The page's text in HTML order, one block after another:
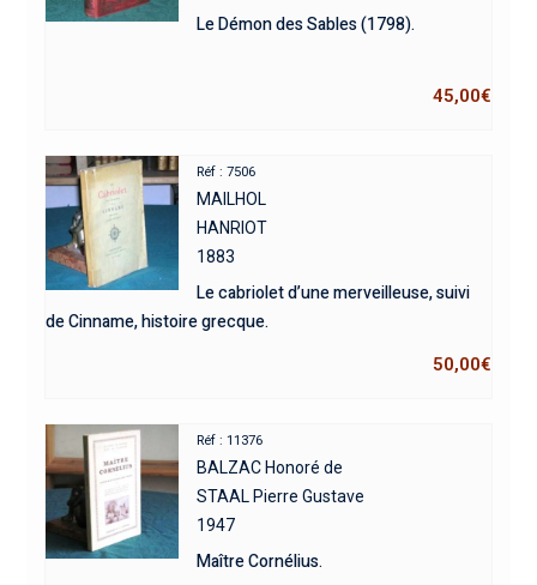
Le Démon des Sables (1798).
45,00€
Réf : 7506
MAILHOL
HANRIOT
1883
Le cabriolet d’une merveilleuse, suivi
de Cinname, histoire grecque.
50,00€
Réf : 11376
BALZAC Honoré de
STAAL Pierre Gustave
1947
Maître Cornélius.